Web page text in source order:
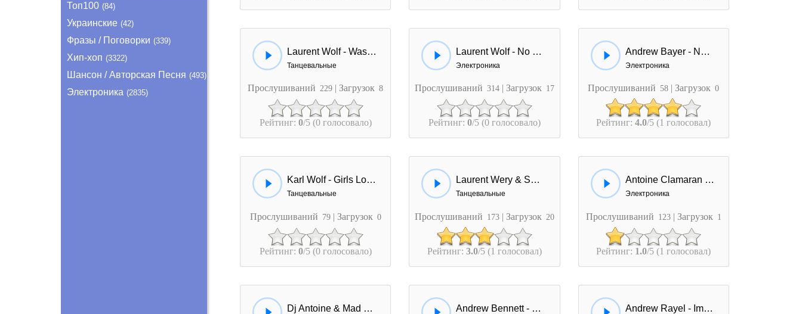
Топ100 (84)
Украинские (42)
Фразы / Поговорки (339)
Хип-хоп (3322)
Шансон / Авторская Песня (493)
Электроника (2835)
Laurent Wolf - Wash My World
Танцевальные
Прослушиваний 229 | Загрузок 8
Рейтинг: 0/5 (0 голосовало)
Laurent Wolf - No Stress (Dj Ramirez Remix)
Электроника
Прослушиваний 314 | Загрузок 17
Рейтинг: 0/5 (0 голосовало)
Andrew Bayer - Need Your Love (Phonat Remix)
Электроника
Прослушиваний 58 | Загрузок 0
Рейтинг:4.0/5 (1 голосовал)
Karl Wolf - Girls Love Shoes
Танцевальные
Прослушиваний 79 | Загрузок 0
Рейтинг: 0/5 (0 голосовало)
Laurent Wery & Swift K.I.D & Dev - Hey Hey Hey
Танцевальные
Прослушиваний 173 | Загрузок 20
Рейтинг: 3.0/5 (1 голосовал)
Antoine Clamaran & Laurent Pautrat - Somebody Scream
Электроника
Прослушиваний 123 | Загрузок 1
Рейтинг: 1.0/5 (1 голосовал)
Dj Antoine & Mad Mark & Remady - I Feel (Laurent Wery Remix) Andrew Bennett - Babylon Andrew Rayel - Impulse